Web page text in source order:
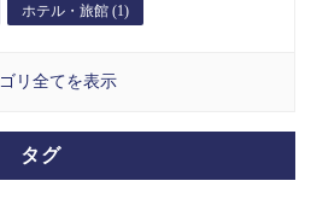
ホテル・旅館 (1)
リ全てを表示
タグ